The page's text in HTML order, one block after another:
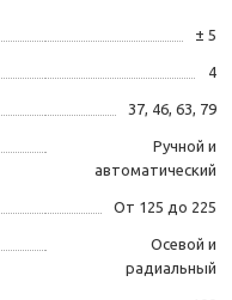
± 5
4
37, 46, 63, 79
Ручной и
автоматический
От 125 до 225
Осевой и
радиальный